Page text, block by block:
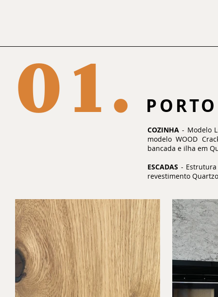
01. COZINHA - Modelo
modelo WOOD
bancada e ilha em
ESCADAS - Estrutura
revestimento